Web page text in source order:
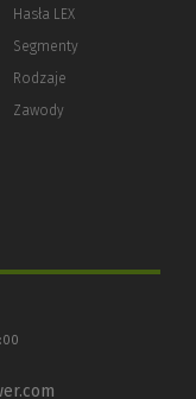
Hasła LEX
Segmenty
Rodzaje
Zawody